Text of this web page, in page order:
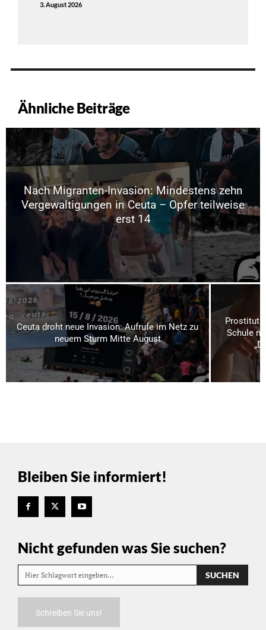
3. August 2026
Ähnliche Beiträge
Nach Migranten-Invasion: Mindestens zehn
Vergewaltigungen in Ceuta – Opfer teilweise
erst 14
Ceuta droht neue Invasion: Aufrufe im Netz zu
neuem Sturm Mitte August
Schule
Bleiben Sie informiert!
Nicht gefunden was Sie suchen?
Hier Schlagwort eingeben… SUCHEN
Schreiben Sie uns!